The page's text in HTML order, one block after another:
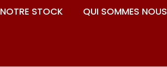
NOTRE STOCK QUI SOMMES NOUS